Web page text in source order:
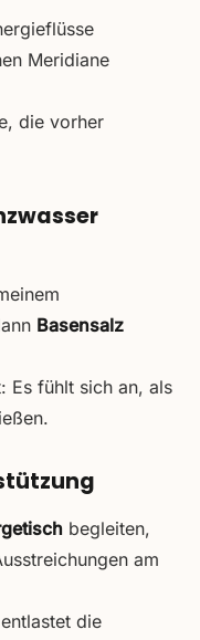
Meridiane
die vorher
Basensalz
Es fühlt sich an, als
begleiten,
am
die